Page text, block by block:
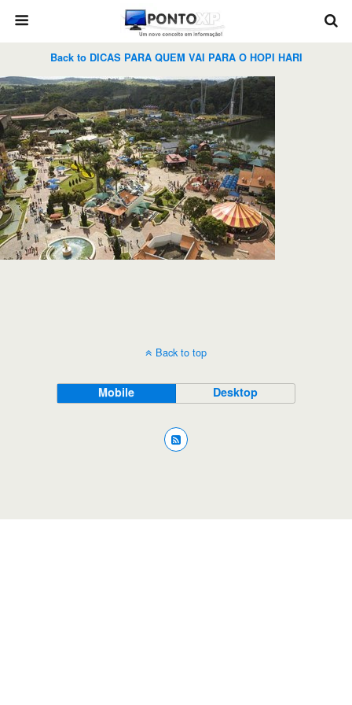
Back to DICAS PARA QUEM VAI PARA O HOPI HARI
Back to top
Mobile Desktop